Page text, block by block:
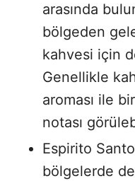
arasında
bölgeden
kahvesi için
Genellikle
aroması ile
notası
Espirito
bölgelerde